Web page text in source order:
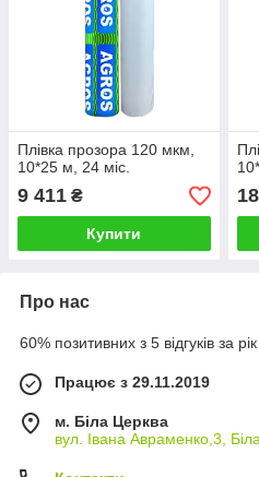
Плівка прозора 120 мкм,
10*25 м, 24 міс.
9 411 ₴
Купити
Про нас
60% позитивних з 5 відгуків за рік
Працює з 29.11.2019
м. Біла Церква
вул. Івана Авраменко,3,